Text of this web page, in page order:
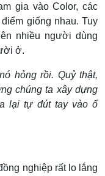
gia vào Color, các
giống nhau. Tuy
nhiều người dùng
ở.
hỏng rồi. Quỷ thật,
chúng ta xây dựng
lại tự đút tay vào ổ
nghiệp rất lo lắng